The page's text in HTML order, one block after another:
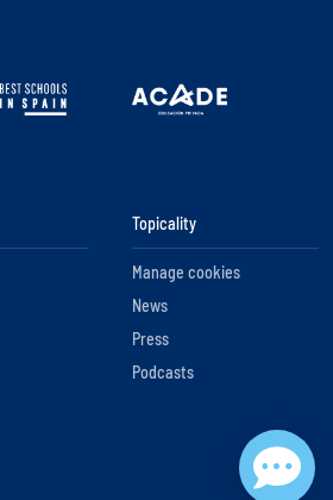
Topicality
Manage cookies
News
Press
Podcasts